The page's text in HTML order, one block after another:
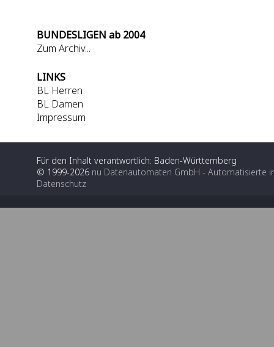
BUNDESLIGEN ab 2004
Zum Archiv...
LINKS
BL Herren
BL Damen
Impressum
Für den Inhalt verantwortlich: Baden-Württemberg
© 1999-2026 nu Datenautomaten GmbH - Automatisierte
Datenschutz